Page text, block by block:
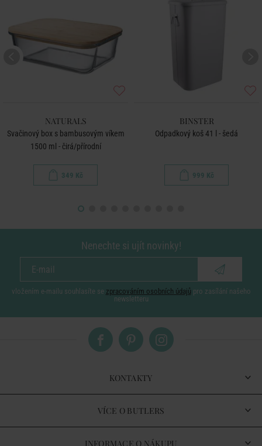
NATURALS
Svačinový box s bambusovým víkem
1500 ml - čirá/přírodní
349 Kč
BINSTER
Odpadkový koš 41 l - šedá
999 Kč
Nenechte si ujít novinky!
vložením e-mailu souhlasíte se zpracováním osobních údajů pro zasílání našeho
newsletteru
KONTAKTY
VÍCE O BUTLERS
INFORMACE O NÁKUPU